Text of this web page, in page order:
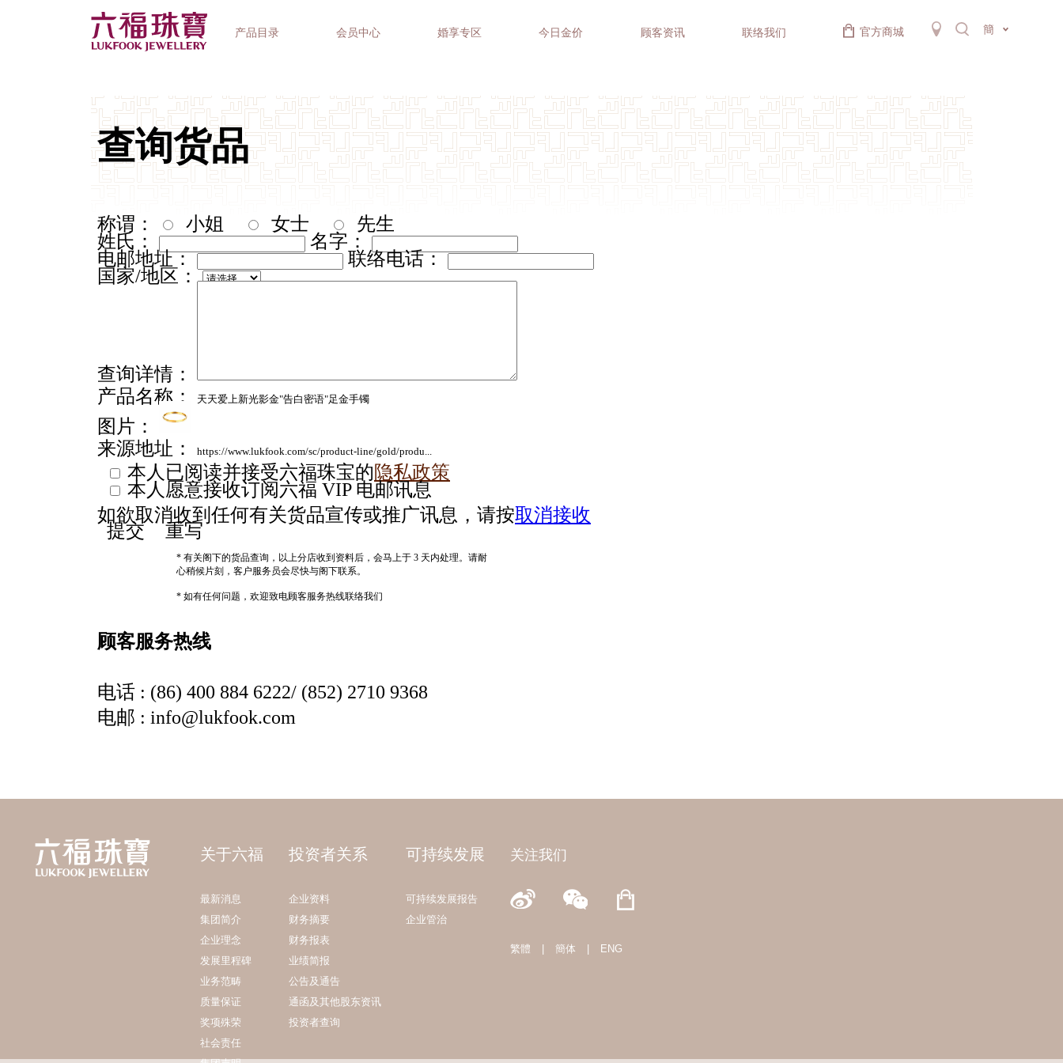
产品目录 会员中心 婚享专区 今日金价 顾客资讯 联络我们 官方商城 簡
钟表品牌 精选礼品
关于六福
最新消息
集团简介
企业理念
发展里程碑
业务范畴
质量保证
奖项殊荣
社会责任
投资者关系
企业资料
财务摘要
财务报表
业绩简报
公告及通告
通函及其他股东资讯
投资者查询
可持续发展
可持续发展报告
企业管治
关注我们
繁體 簡体 ENG